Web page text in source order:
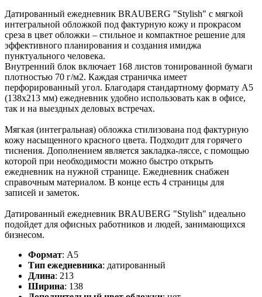
Датированный ежедневник BRAUBERG "Stylish" с мягкой
интегральной обложкой под фактурную кожу и прокрасом
среза в цвет обложки – стильное и компактное решение для
эффективного планирования и создания имиджа
пунктуального человека.
Внутренний блок включает 168 листов тонированной бумаги
плотностью 70 г/м2. Каждая страничка имеет
перфорированный угол. Благодаря стандартному формату А5
(138х213 мм) ежедневник удобно использовать как в офисе,
так и на выездных деловых встречах.
Мягкая (интегральная) обложка стилизована под фактурную
кожу насыщенного красного цвета. Подходит для горячего
тиснения. Дополнением является закладка-ляссе, с помощью
которой при необходимости можно быстро открыть
ежедневник на нужной странице. Ежедневник снабжен
справочным материалом. В конце есть 4 страницы для
записей и заметок.
Датированный ежедневник BRAUBERG "Stylish" идеально
подойдет для офисных работников и людей, занимающихся
бизнесом.
Формат: А5
Тип ежедневника: датированный
Длина: 213
Ширина: 138